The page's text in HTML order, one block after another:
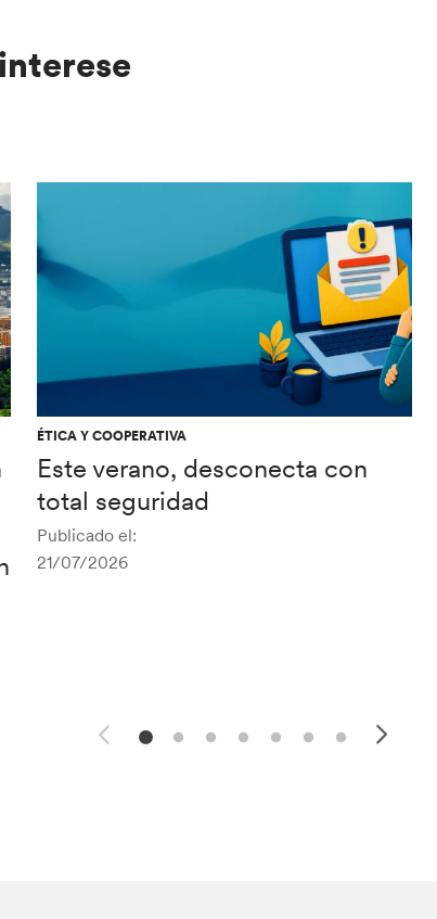
ÉTICA Y COOPERATIVA
Este verano, desconecta con
total seguridad
Publicado el:
21/07/2026